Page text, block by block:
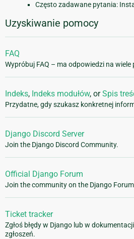
Często zadawane pytania:
Uzyskiwanie pomocy
FAQ
Wypróbuj FAQ – ma odpowiedzi na
Indeks, Indeks modułów, orSpis
Przydatne, gdy szukasz konkretnej
Django Discord Server
Join the Django Discord Community.
Official Django Forum
Join the community on the Django
Ticket tracker
Zgłoś błędy w Django lub w
zgłoszeń.